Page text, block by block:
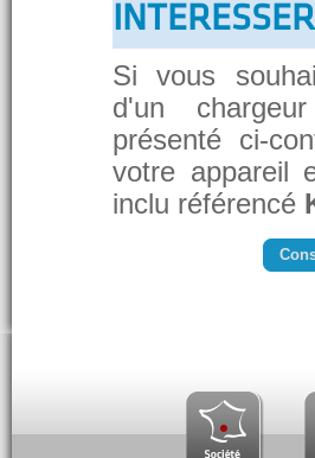
Si vous
d'un
présenté ci-
votre appareil
inclu référencé